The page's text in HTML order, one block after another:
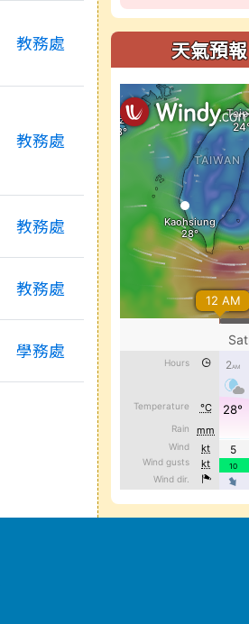
教務處
教務處
教務處
教務處
學務處
天氣預報